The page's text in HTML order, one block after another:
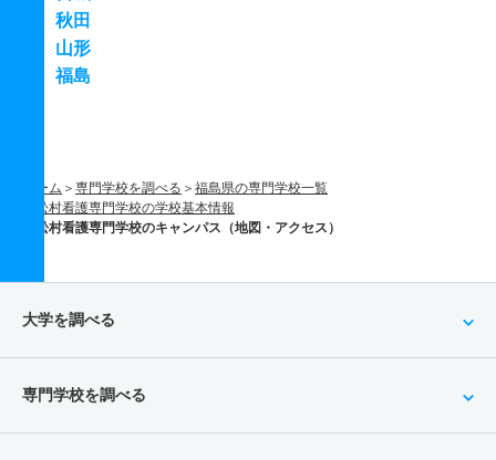
秋田
山形
福島
ホーム 専門学校を調べる
福島県の専門学校一覧
松村看護専門学校の学校基本情報
松村看護専門学校のキャンパス（地図・アクセス）
大学を調べる
専門学校を調べる